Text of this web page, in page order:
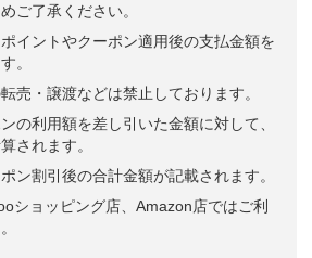
ご了承ください。
イントやクーポン適用後の支払金額を
。
売・譲渡などは禁止しております。
の利用額を差し引いた金額に対して、
されます。
ン割引後の合計金額が記載されます。
ショッピング店、Amazon店ではご利